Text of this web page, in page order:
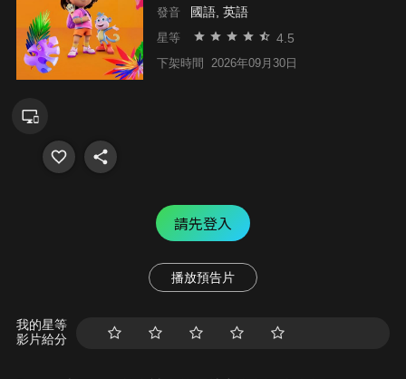
發音 國語, 英語
星等 4.5
下架時間 2026年09月30日
請先登入
播放預告片
我的星等
影片給分